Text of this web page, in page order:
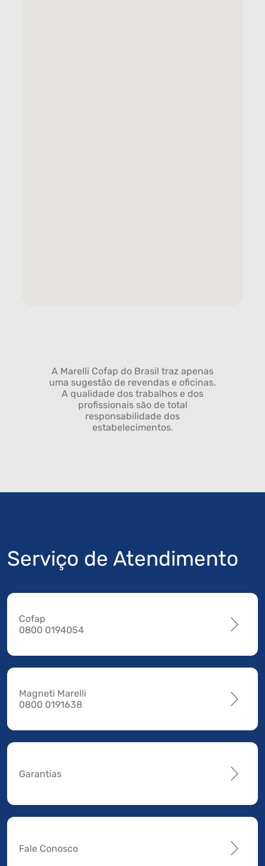
A Marelli Cofap do Brasil traz apenas
uma sugestão de revendas e oficinas.
A qualidade dos trabalhos e dos
profissionais são de total
responsabilidade dos
estabelecimentos.
Serviço de Atendimento
Cofap
0800 0194054
Magneti Marelli
0800 0191638
Garantias
Fale Conosco